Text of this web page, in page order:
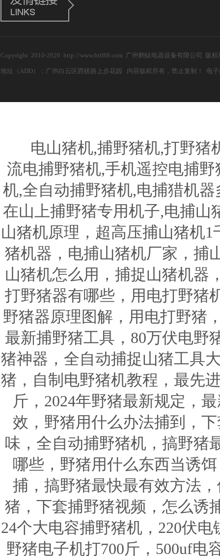
Copyright 2010-2026 http://www.ht088.com 广州鹤钛电器设备有限公司 版
地址（ADD）：广州白云区西槎路上步花园 内容版权所有，禁止复制！ 电
电山猪机,捕野猪机,打野猪
流电捕野猪机,手机遥控电捕
机,全自动捕野猪机,电捕猎机
在山上捕野猪专用机子,电捕山
山猪机原理，超高压捕山猪机
猪机器，电捕山猪机厂家，捕
山猪机怎么用，捕捉山猪机器
打野猪器有哪些，用电打野猪
野猪器原理图解，用电打野猪
最新捕野猪工具，80万伏电野
猪神器，全自动捕捉山猪工具
猪，自制电野猪机教程，最先
斤，2024年野猪最新规定，
效，野猪用什么办法捕到，
味，全自动捕野猪机，搞野猪
哪些，野猪用什么东西当诱
捕，搞野猪最快最有效方法
猪，下套捕野猪视频，怎么诱
24个大电容捕野猪机，220伏
野猪电子机打700斤，500uf电